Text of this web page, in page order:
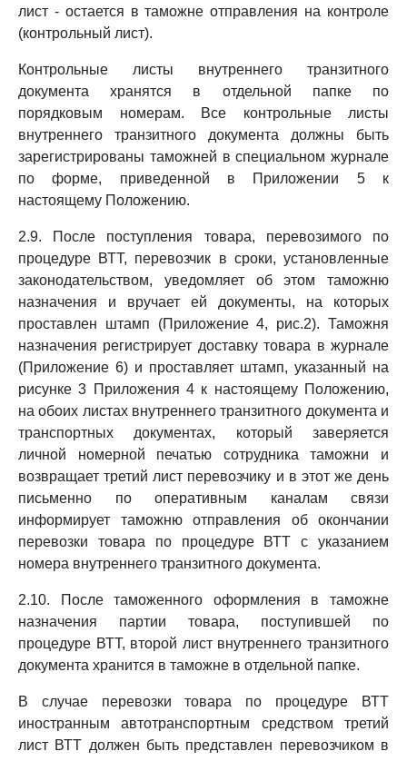
лист - остается в таможне отправления на контроле
(контрольный лист).
Контрольные листы внутреннего транзитного
документа хранятся в отдельной папке по
порядковым номерам. Все контрольные листы
внутреннего транзитного документа должны быть
зарегистрированы таможней в специальном журнале
по форме, приведенной в Приложении 5 к
настоящему Положению.
2.9. После поступления товара, перевозимого по
процедуре ВТТ, перевозчик в сроки, установленные
законодательством, уведомляет об этом таможню
назначения и вручает ей документы, на которых
проставлен штамп (Приложение 4, рис.2). Таможня
назначения регистрирует доставку товара в журнале
(Приложение 6) и проставляет штамп, указанный на
рисунке 3 Приложения 4 к настоящему Положению,
на обоих листах внутреннего транзитного документа и
транспортных документах, который заверяется
личной номерной печатью сотрудника таможни и
возвращает третий лист перевозчику и в этот же день
письменно по оперативным каналам связи
информирует таможню отправления об окончании
перевозки товара по процедуре ВТТ с указанием
номера внутреннего транзитного документа.
2.10. После таможенного оформления в таможне
назначения партии товара, поступившей по
процедуре ВТТ, второй лист внутреннего транзитного
документа хранится в таможне в отдельной папке.
В случае перевозки товара по процедуре ВТТ
иностранным автотранспортным средством третий
лист ВТТ должен быть представлен перевозчиком в